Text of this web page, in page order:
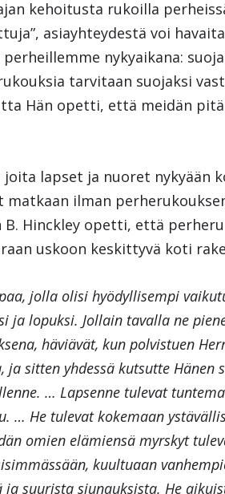
kehoitusta rukoilla
asiayhteydestä voi
nykyaikana:
tarvitaan suojaksi
Hän opetti, että meidän
joita lapset ja nuoret nykyään
matkaan ilman
B. Hinckley opetti, että
uskoon keskittyvä koti
jolla olisi hyödyllisempi
ja lopuksi. Jollain tavalla ne
häviävät, kun polvistuen
ja sitten yhdessä kutsutte Hänen
… Lapsenne tulevat
… He tulevat kokemaan
omien elämiensä myrskyt
kuultuaan
suurista siunauksista. He